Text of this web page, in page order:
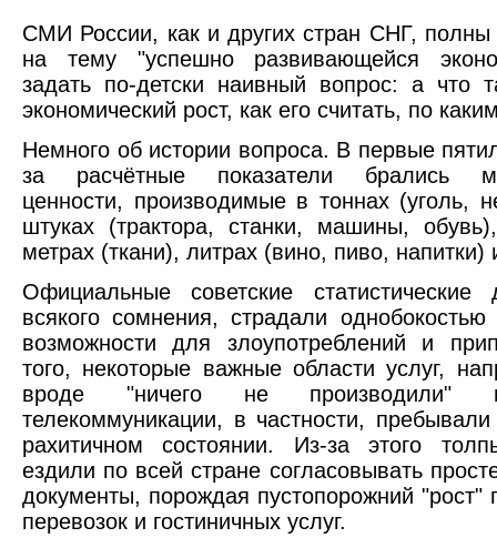
СМИ России, как и других стран СНГ, полны
на тему "успешно развивающейся
задать по-детски наивный вопрос: а что
экономический рост, как его считать, по
Немного об истории вопроса. В первые
за расчётные показатели брались
ценности, производимые в тоннах (уголь,
штуках (трактора, станки, машины,
метрах (ткани), литрах (вино, пиво, напитки)
Официальные советские
всякого сомнения, страдали
возможности для злоупотреблений и
того, некоторые важные области услуг,
вроде "ничего не производили"
телекоммуникации, в частности,
рахитичном состоянии. Из-за этого
ездили по всей стране согласовывать
документы, порождая пустопорожний "рост"
перевозок и гостиничных услуг.